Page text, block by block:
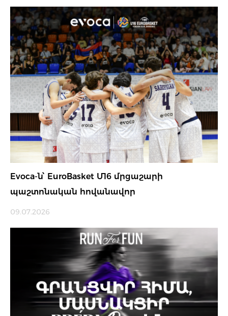
Evoca-ն՝ EuroBasket Մ16 մրցաշարի
պաշտոնական հովանավոր
09.07.2026